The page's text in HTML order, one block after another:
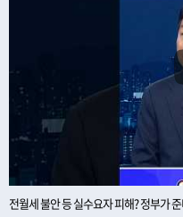
전월세 불안 등 실수요자 피해? 정부가